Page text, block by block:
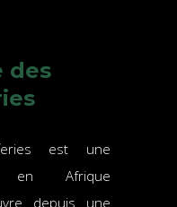
des
est une
en Afrique
depuis une